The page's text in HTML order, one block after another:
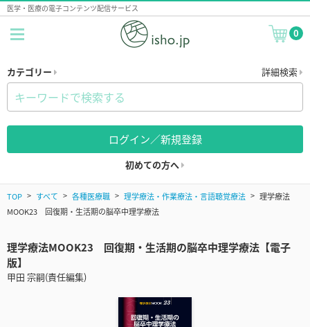
医学・医療の電子コンテンツ配信サービス
0
カテゴリー 詳細検索
ログイン／新規登録
初めての方へ
TOP すべて 各種医療職 理学療法・作業療法・言語聴覚療法
理学療法
MOOK23 回復期・生活期の脳卒中理学療法
理学療法MOOK23 回復期・生活期の脳卒中理学療法【電子
版】
甲田 宗嗣(責任編集)